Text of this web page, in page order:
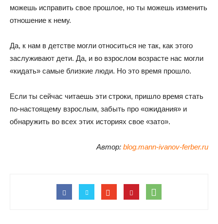
можешь исправить свое прошлое, но ты можешь изменить
отношение к нему.
Да, к нам в детстве могли относиться не так, как этого
заслуживают дети. Да, и во взрослом возрасте нас могли
«кидать» самые близкие люди. Но это время прошло.
Если ты сейчас читаешь эти строки, пришло время стать
по-настоящему взрослым, забыть про «ожидания» и
обнаружить во всех этих историях свое «зато».
Автор: blog.mann-ivanov-ferber.ru